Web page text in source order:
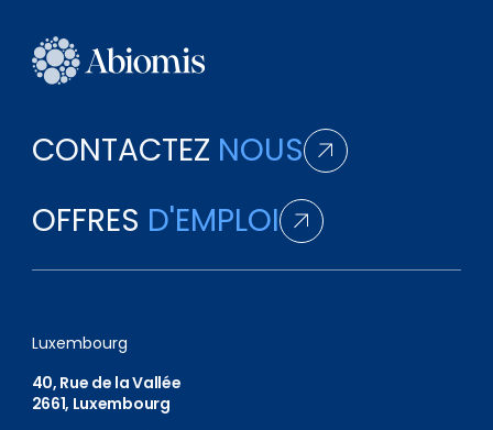
CONTACTEZ NOUS
OFFRES D'EMPLOI
Luxembourg
40, Rue de la Vallée
2661, Luxembourg